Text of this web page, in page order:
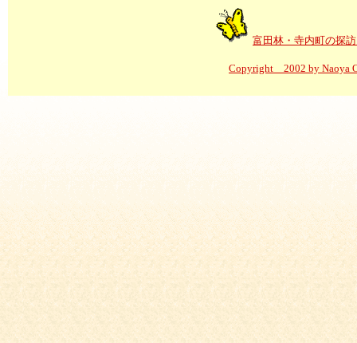
富田林・寺内町の探
Copyright 2002 by Naoya